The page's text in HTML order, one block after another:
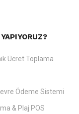
Ücret Toplama
Ödeme Sistemi
& Plaj POS